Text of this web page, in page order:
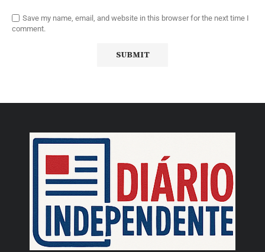
Save my name, email, and website in this browser for the next time I
comment.